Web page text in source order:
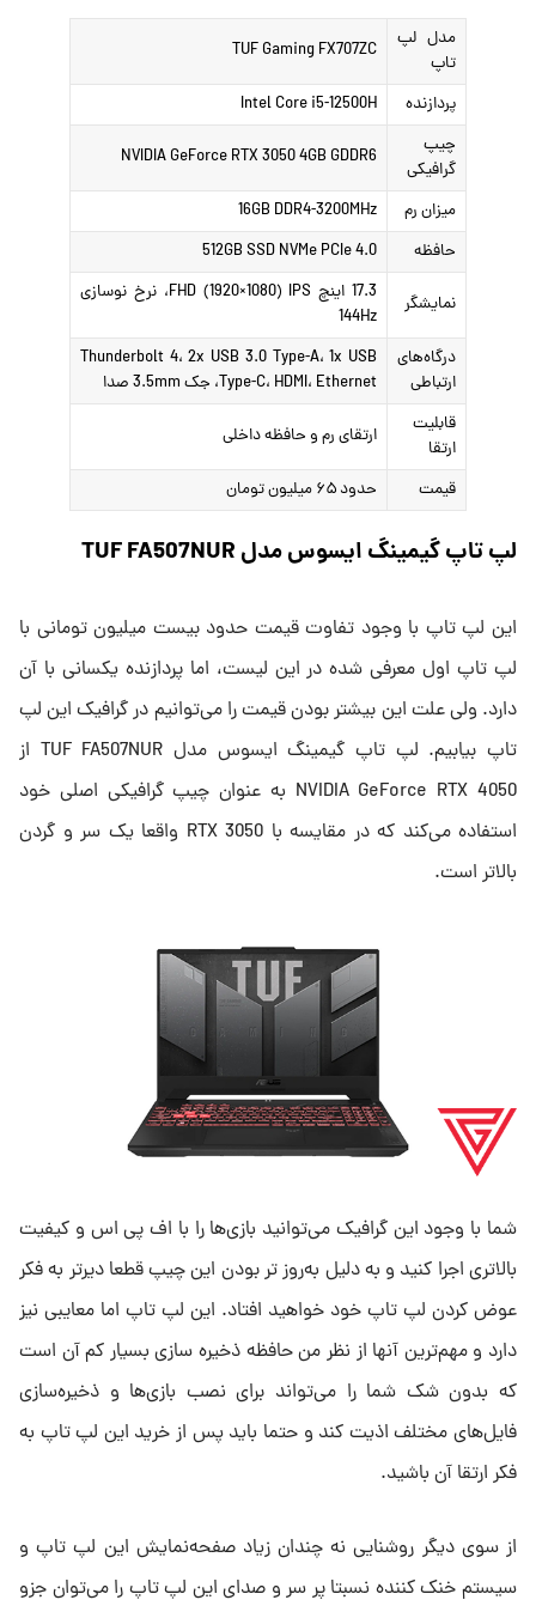
مدل لپ
تاپ
TUF Gaming FX707ZC
پردازنده
Intel Core i5-12500H
چیپ
گرافیکی
NVIDIA GeForce RTX 3050 4GB GDDR6
میزان رم
16GB DDR4-3200MHz
حافظه
512GB SSD NVMe PCIe 4.0
نمایشگر
17.3 اینچ FHD (1920×1080) IPS، نرخ نوسازی
144Hz
درگاه‌های
ارتباطی
Thunderbolt 4، 2x USB 3.0 Type-A، 1x USB
Type-C، HDMI، Ethernet، جک 3.5mm صدا
قابلیت
ارتقا
ارتقای رم و حافظه داخلی
قیمت حدود ۶۵ میلیون تومان
لپ تاپ گیمینگ ایسوس مدل TUF FA507NUR
این لپ تاپ با وجود تفاوت قیمت حدود بیست میلیون تومانی با
لپ تاپ اول معرفی شده در این لیست، اما پردازنده یکسانی با آن
دارد. ولی علت این بیشتر بودن قیمت را می‌توانیم در گرافیک این لپ
تاپ بیابیم. لپ تاپ گیمینگ ایسوس مدل TUF FA507NUR از
NVIDIA GeForce RTX 4050 به عنوان چیپ گرافیکی اصلی خود
استفاده می‌کند که در مقایسه با RTX 3050 واقعا یک سر و گردن
بالاتر است.
شما با وجود این گرافیک می‌توانید بازی‌ها را با اف پی اس و کیفیت
بالاتری اجرا کنید و به دلیل به‌روز تر بودن این چیپ قطعا دیرتر به فکر
عوض کردن لپ تاپ خود خواهید افتاد. این لپ تاپ اما معایبی نیز
دارد و مهم‌ترین آنها از نظر من حافظه ذخیره سازی بسیار کم آن است
که بدون شک شما را می‌تواند برای نصب بازی‌ها و ذخیره‌سازی
فایل‌های مختلف اذیت کند و حتما باید پس از خرید این لپ تاپ به
فکر ارتقا آن باشید.
از سوی دیگر روشنایی نه چندان زیاد صفحه‌نمایش این لپ تاپ و
سیستم خنک کننده نسبتا پر سر و صدای این لپ تاپ را می‌توان جزو